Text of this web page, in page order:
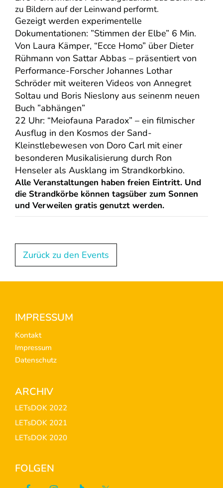
zu Bildern auf der Leinwand performt.
Gezeigt werden experimentelle
Dokumentationen: ”Stimmen der Elbe” 6 Min.
Von Laura Kämper, “Ecce Homo” über Dieter
Rühmann von Sattar Abbas – präsentiert von
Performance-Forscher Johannes Lothar
Schröder mit weiteren Videos von Annegret
Soltau und Boris Nieslony aus seinenm neuen
Buch ”abhängen”
22 Uhr: “Meiofauna Paradox” – ein filmischer
Ausflug in den Kosmos der Sand-
Kleinstlebewesen von Doro Carl mit einer
besonderen Musikalisierung durch Ron
Henseler als Ausklang im Strandkorbkino.
Alle Veranstaltungen haben freien Eintritt. Und
die Strandkörbe können tagsüber zum Sonnen
und Verweilen gratis genutzt werden.
Zurück zu den Events
Footer
IMPRESSUM
Kontakt
Impressum
Datenschutz
ARCHIV
LETsDOK 2022
LETsDOK 2021
LETsDOK 2020
FOLGEN